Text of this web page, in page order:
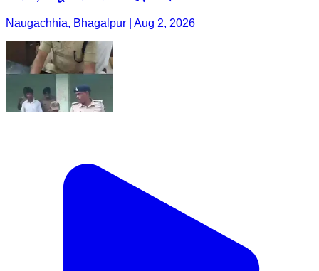
Naugachhia, Bhagalpur | Aug 2, 2026